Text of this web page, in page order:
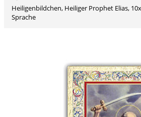
Heiligenbildchen, Heiliger Prophet Elias, 10x5 cm, Gebet in italienischer
Sprache